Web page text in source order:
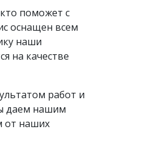
поможет с
оснащен всем
наши
на качестве
работ и
даем нашим
от наших